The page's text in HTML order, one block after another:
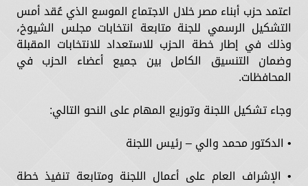
اعتمد حزب أبناء مصر خلال الاجتماع الموسع الذي عُقد أمس
التشكيل الرسمي للجنة متابعة انتخابات مجلس الشيوخ،
وذلك في إطار خطة الحزب للاستعداد للانتخابات المقبلة
وضمان التنسيق الكامل بين جميع أعضاء الحزب في
المحافظات.
وجاء تشكيل اللجنة وتوزيع المهام على النحو التالي:
• الدكتور محمد والي – رئيس اللجنة
• الإشراف العام على أعمال اللجنة ومتابعة تنفيذ خطة